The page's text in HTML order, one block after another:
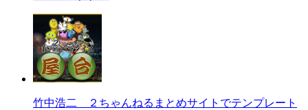
竹中浩二 ２ちゃんねるまとめサイトでテンプレート